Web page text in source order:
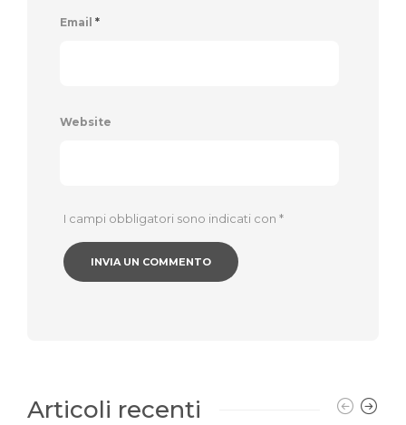
Email *
Website
I campi obbligatori sono indicati con *
Articoli recenti